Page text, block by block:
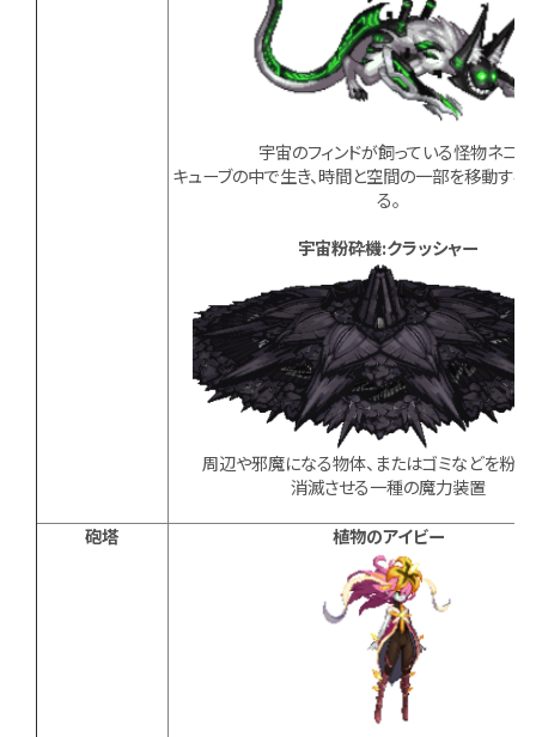
宇宙のフィンドが飼っている怪物ネコ
キューブの中で生き、時間と空間の一部を移動する
る。
宇宙粉砕機:クラッシャー
周辺や邪魔になる物体、またはゴミなどを粉々
消滅させる一種の魔力装置
砲塔
植物のアイビー